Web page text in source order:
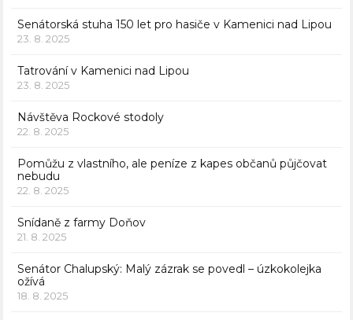
Senátorská stuha 150 let pro hasiče v Kamenici nad Lipou
23. 8. 2025
Tatrování v Kamenici nad Lipou
23. 8. 2025
Návštěva Rockové stodoly
22. 8. 2025
Pomůžu z vlastního, ale peníze z kapes občanů půjčovat
nebudu
22. 8. 2025
Snídaně z farmy Doňov
21. 8. 2025
Senátor Chalupský: Malý zázrak se povedl – úzkokolejka
ožívá
18. 8. 2025